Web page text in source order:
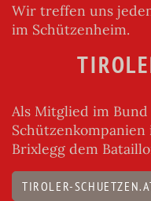
Wir treffen uns
im Schützenheim.
Als Mitglied im
Brixlegg dem
TIROLER-